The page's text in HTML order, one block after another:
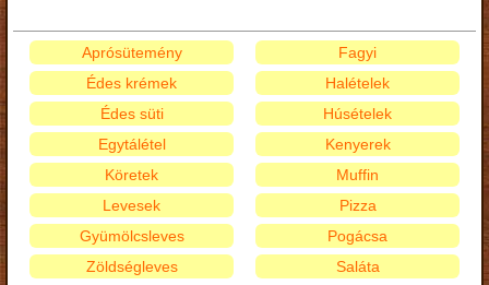
Aprósütemény
Édes krémek
Édes süti
Egytálétel
Fagyi
Halételek
Húsételek
Kenyerek
Köretek
Levesek
Gyümölcsleves
Zöldségleves
Muffin
Pizza
Pogácsa
Saláta